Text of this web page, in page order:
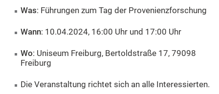
Was: Führungen zum Tag der Provenienzforschung
Wann: 10.04.2024, 16:00 Uhr und 17:00 Uhr
Wo: Uniseum Freiburg, Bertoldstraße 17, 79098
Freiburg
Die Veranstaltung richtet sich an alle Interessierten.